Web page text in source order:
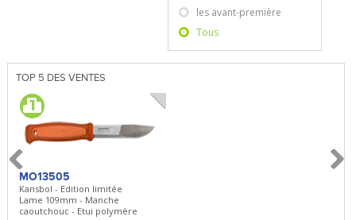
les avant-première
Tous
TOP 5 DES VENTES
MO13505
Kansbol - Edition limitée
Lame 109mm - Manche
caoutchouc - Etui polymère